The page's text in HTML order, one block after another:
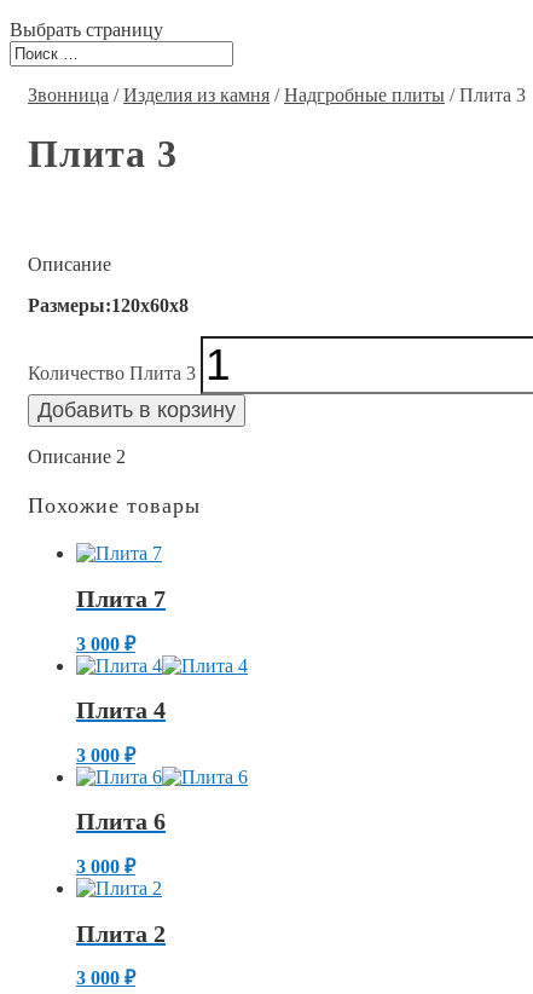
Выбрать страницу
Звонница /Изделия из камня /Надгробные плиты / Плита 3
Плита 3
Описание
Размеры:120x60x8
Количество Плита 3
Добавить в корзину
Описание 2
Похожие товары
Плита 7
3 000 ₽
Плита 4
3 000 ₽
Плита 6
3 000 ₽
Плита 2
3 000 ₽